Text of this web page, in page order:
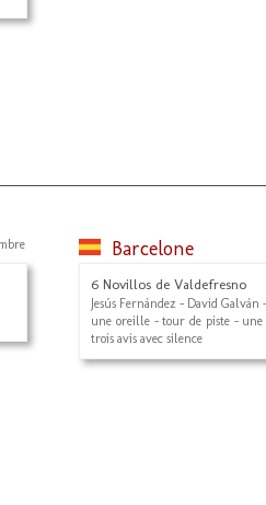
Barcelone
6 Novillos de Valdefresno
Jesús Fernández - David Galván
une oreille - tour de piste -
trois avis avec silence